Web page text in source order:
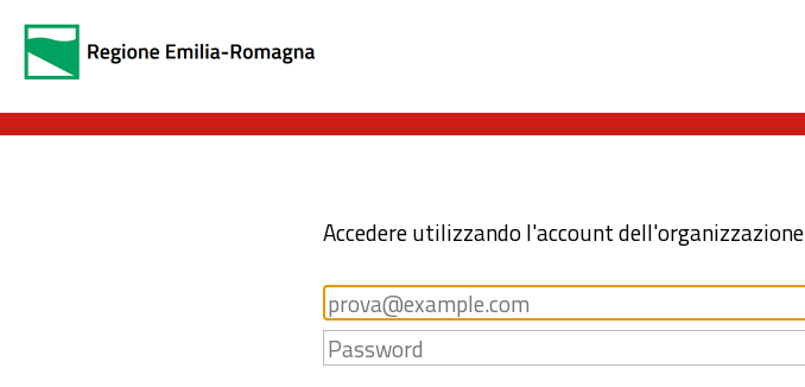
Accedere utilizzando l'account dell'organizzazione